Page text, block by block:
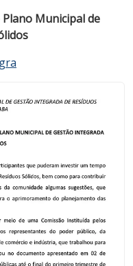
Municipal de